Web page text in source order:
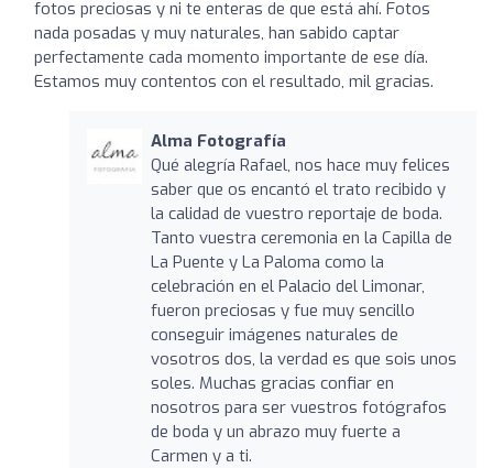
fotos preciosas y ni te enteras de que está ahí. Fotos
nada posadas y muy naturales, han sabido captar
perfectamente cada momento importante de ese día.
Estamos muy contentos con el resultado, mil gracias.
Alma Fotografía
Qué alegría Rafael, nos hace muy felices
saber que os encantó el trato recibido y
la calidad de vuestro reportaje de boda.
Tanto vuestra ceremonia en la Capilla de
La Puente y La Paloma como la
celebración en el Palacio del Limonar,
fueron preciosas y fue muy sencillo
conseguir imágenes naturales de
vosotros dos, la verdad es que sois unos
soles. Muchas gracias confiar en
nosotros para ser vuestros fotógrafos
de boda y un abrazo muy fuerte a
Carmen y a ti.